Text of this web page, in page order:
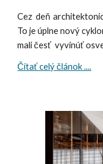
Cez deň
To je úplne nový
mali česť vyvinúť
Čítať celý článok ....